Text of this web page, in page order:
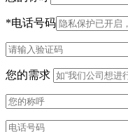
*电话号码
您的需求